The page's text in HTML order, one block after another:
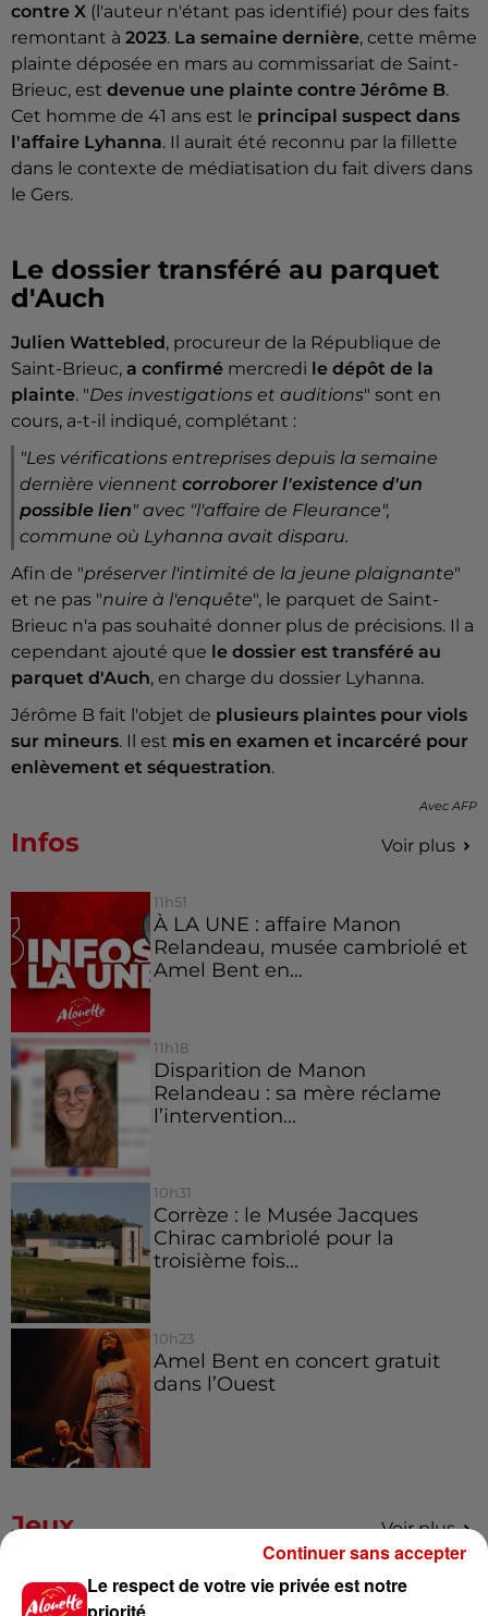
contre X (l'auteur n'étant pas identifié) pour des faits
remontant à 2023. La semaine dernière, cette même
plainte déposée en mars au commissariat de Saint-
Brieuc, est devenue une plainte contre Jérôme B.
Cet homme de 41 ans est le principal suspect dans
l'affaire Lyhanna. Il aurait été reconnu par la fillette
dans le contexte de médiatisation du fait divers dans
le Gers.
Le dossier transféré au parquet
d'Auch
Julien Wattebled , procureur de la République de
Saint-Brieuc, a confirmé mercredi le dépôt de la
plainte. "Des investigations et auditions" sont en
cours, a-t-il indiqué, complétant :
"Les vérifications entreprises depuis la semaine
dernière viennent corroborer l'existence d'un
possible lien" avec "l'affaire de Fleurance",
commune où Lyhanna avait disparu.
Afin de "préserver l'intimité de la jeune plaignante"
et ne pas "nuire à l'enquête", le parquet de Saint-
Brieuc n'a pas souhaité donner plus de précisions. Il a
cependant ajouté que le dossier est transféré au
parquet d'Auch, en charge du dossier Lyhanna.
Jérôme B fait l'objet de plusieurs plaintes pour viols
sur mineurs. Il est mis en examen et incarcéré pour
enlèvement et séquestration.
Avec AFP
Infos Voir plus
11h51
À LA UNE : affaire Manon
Relandeau, musée cambriolé et
Amel Bent en...
11h18
Disparition de Manon
Relandeau : sa mère réclame
l’intervention...
10h31
Corrèze : le Musée Jacques
Chirac cambriolé pour la
troisième fois...
10h23
Amel Bent en concert gratuit
dans l’Ouest
Jeux Voir plus
Gagnez vos places pour le
Le respect de votre vie privée est notre
Continuer sans accepter